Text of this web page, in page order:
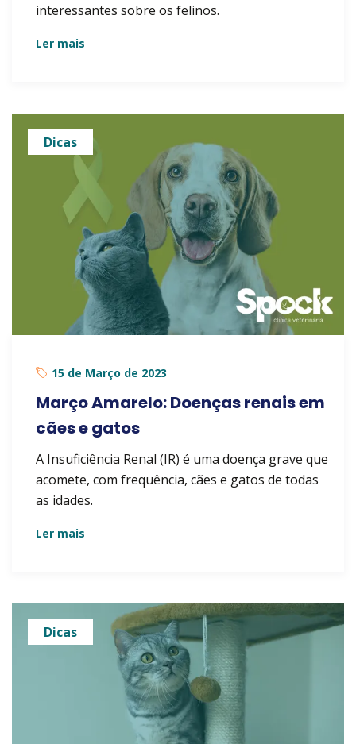
interessantes sobre os felinos.
Ler mais
Dicas
15 de Março de 2023
Março Amarelo: Doenças renais em
cães e gatos
A Insuficiência Renal (IR) é uma doença grave que
acomete, com frequência, cães e gatos de todas
as idades.
Ler mais
Dicas